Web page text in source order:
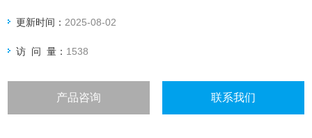
更新时间： 2025-08-02
访 问 量： 1538
产品咨询 联系我们